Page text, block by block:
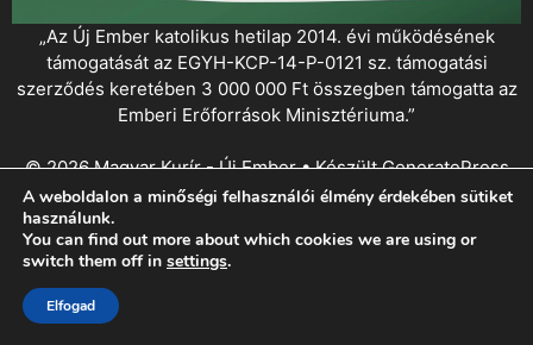
„Az Új Ember katolikus hetilap 2014. évi működésének
támogatását az EGYH-KCP-14-P-0121 sz. támogatási
szerződés keretében 3 000 000 Ft összegben támogatta az
Emberi Erőforrások Minisztériuma.”
© 2026 Magyar Kurír - Új Ember• KészültGeneratePress
A weboldalon a minőségi felhasználói élmény érdekében sütiket
használunk.
You can find out more about which cookies we are using or
switch them off in settings.
Elfogad